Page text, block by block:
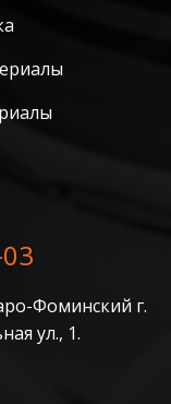
Фоминский г.
ул., 1.